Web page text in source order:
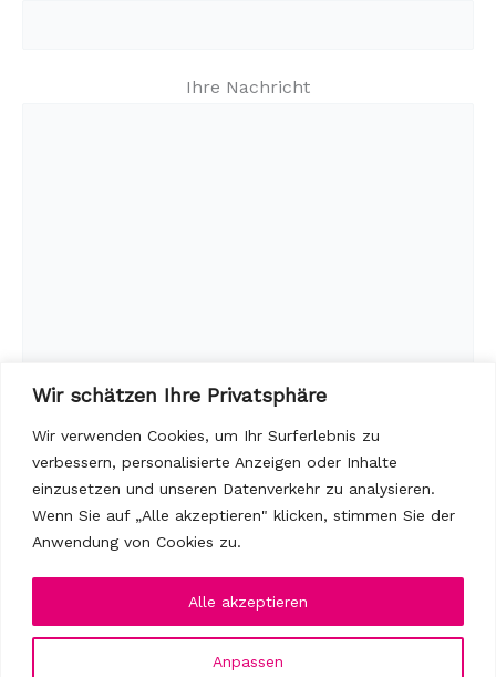
Wir schätzen Ihre Privatsphäre
Wir verwenden Cookies, um Ihr Surferlebnis zu
verbessern, personalisierte Anzeigen oder Inhalte
einzusetzen und unseren Datenverkehr zu analysieren.
Wenn Sie auf „Alle akzeptieren" klicken, stimmen Sie der
Anwendung von Cookies zu.
Anpassen
Alle akzeptieren
Ihre Nachricht